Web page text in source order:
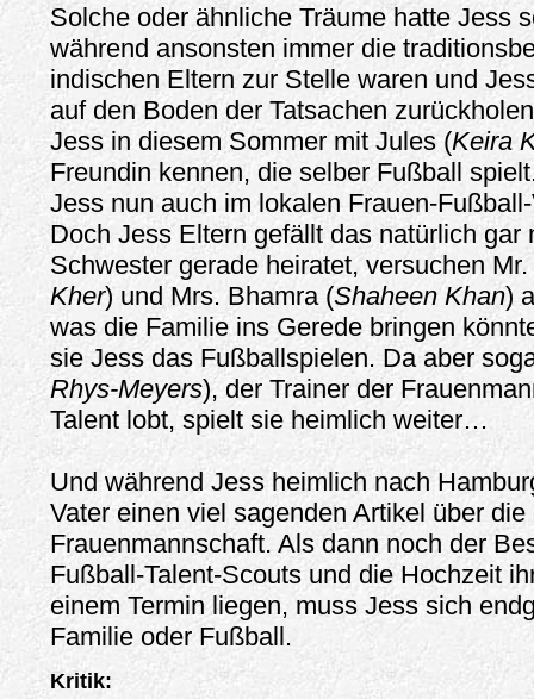
Solche oder ähnliche Träume hatte Jess
während ansonsten immer die
indischen Eltern zur Stelle waren und
auf den Boden der Tatsachen
Jess in diesem Sommer mit Jules (Keira
Freundin kennen, die selber Fußball
Jess nun auch im lokalen Frauen-
Doch Jess Eltern gefällt das natürlich gar
Schwester gerade heiratet, versuchen
Kher) und Mrs. Bhamra (Shaheen Khan)
was die Familie ins Gerede bringen
sie Jess das Fußballspielen. Da aber
Rhys-Meyers), der Trainer der
Talent lobt, spielt sie heimlich weiter…
Und während Jess heimlich nach
Vater einen viel sagenden Artikel über die
Frauenmannschaft. Als dann noch der
Fußball-Talent-Scouts und die Hochzeit
einem Termin liegen, muss Jess sich
Familie oder Fußball.
Kritik: